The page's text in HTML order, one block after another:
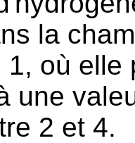
la
1, où elle
une
2 et 4.